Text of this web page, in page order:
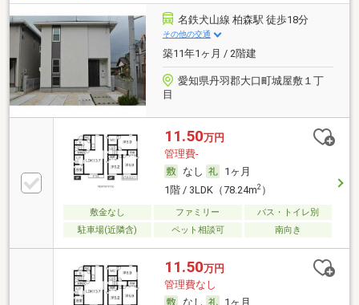
名鉄犬山線 柏森駅 徒歩18分
その他の交通
築11年1ヶ月 / 2階建
愛知県丹羽郡大口町城屋敷１丁
目
11.50万円
管理費-
なし
1ヶ月
1階 / 3LDK（78.24m2）
敷金なし ファミリー
バス・トイレ別
駐車場(近隣含)
ペット相談可 南向き
11.50万円
管理費なし
なし
1ヶ月